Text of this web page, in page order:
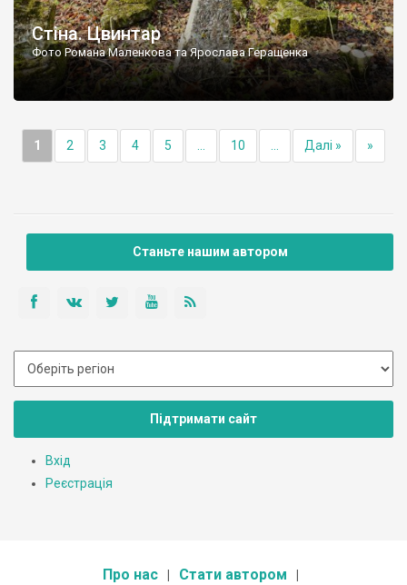
Стіна. Цвинтар
Фото Романа Маленкова та Ярослава Геращенка
1 2 3 4 5 10 Далі » »
Станьте нашим автором
Підтримати сайт
Вхід
Реєстрація
Про нас Стати автором